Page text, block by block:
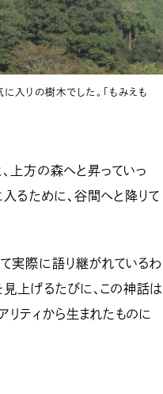
入りの樹木でした。「もみえも
上方の森へと昇っていっ
るために、谷間へと降りて
実際に語り継がれているわ
上げるたびに、この神話は
ティから生まれたものに